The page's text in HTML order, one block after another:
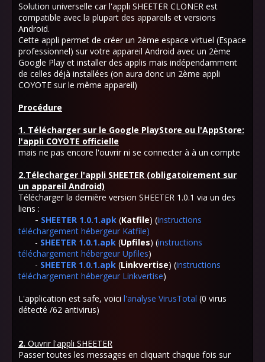
Solution universelle car l'appli SHEETER CLONER est
compatible avec la plupart des appareils et versions
Android.
Cette appli permet de créer un 2ème espace virtuel (Espace
professionnel) sur votre appareil Android avec un 2ème
Google Play et installer des applis mais indépendamment
de celles déjà installées (on aura donc un 2ème appli
COYOTE sur le même appareil)
Procédure
1. Télécharger sur le Google PlayStore ou l'AppStore:
l'appli COYOTE officielle
mais ne pas encore l'ouvrir ni se connecter à à un compte
2.Télecharger l'appli SHEETER (obligatoirement sur
un appareil Android)
Télécharger la dernière version SHEETER 1.0.1 via un des
liens :
- SHEETER 1.0.1.apk (Katfile) (instructions
téléchargement hébergeur Katfile)
- SHEETER 1.0.1.apk (Upfiles) (instructions
téléchargement hébergeur Upfiles)
- SHEETER 1.0.1.apk (Linkvertise) (instructions
téléchargement hébergeur Linkvertise)
L'application est safe, voici l'analyse VirusTotal (0 virus
détecté /62 antivirus)
2. Ouvrir l'appli SHEETER
Passer toutes les messages en cliquant chaque fois sur